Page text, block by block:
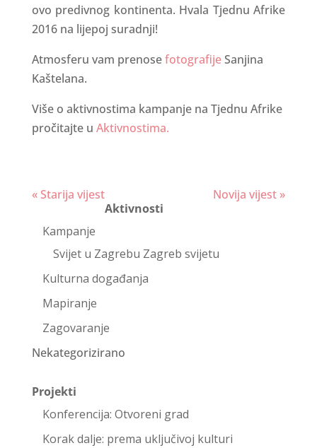
ovo predivnog kontinenta. Hvala Tjednu Afrike
2016 na lijepoj suradnji!
Atmosferu vam prenosefotografijeSanjina
Kaštelana.
Više o aktivnostima kampanje na Tjednu Afrike
pročitajte u Aktivnostima.
Continue
« Starija vijest
Novija vijest »
Aktivnosti
Kampanje
Svijet u Zagrebu Zagreb svijetu
Kulturna događanja
Mapiranje
Zagovaranje
Nekategorizirano
Projekti
Konferencija: Otvoreni grad
Korak dalje: prema uključivoj kulturi